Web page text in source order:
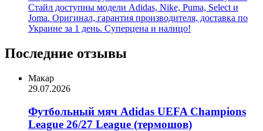
Стайл доступны модели Adidas, Nike, Puma, Select и
Joma. Оригинал, гарантия производителя, доставка по
Украине за 1 день. Суперцена и налицо!
Последние отзывы
Макар
29.07.2026
Футбольный мяч Adidas UEFA Champions
League 26/27 League (термошов)